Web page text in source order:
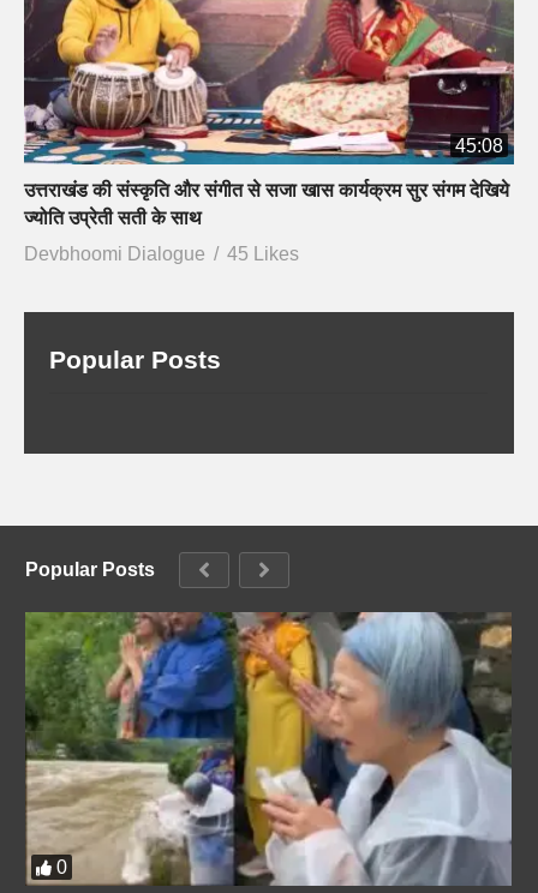
45:08
उत्तराखंड की संस्कृति और संगीत से सजा खास कार्यक्रम सुर संगम देखिये
ज्योति उप्रेती सती के साथ
Devbhoomi Dialogue
45 Likes
Popular Posts
Popular Posts
0